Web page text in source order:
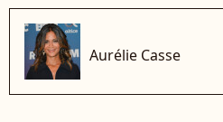
Aurélie Casse